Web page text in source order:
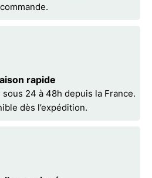
rapide
24 à 48h depuis la France.
dès l’expédition.